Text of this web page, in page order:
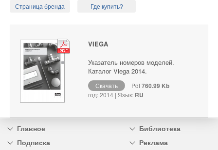
Страница бренда Где купить?
VIEGA
Указатель нoмepов мoделeй.
Каталог Viega 2014.
Скачать Pdf760.99 Kb
год: 2014 | Язык: RU
Главное
Библиотека
Подписка
Реклама